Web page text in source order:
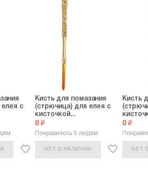
с
Кисть для помазания
(стрючица) для елея с
кисточкой...
0 ₽
Понравилось 5 людям
НЕТ В НАЛИЧИИ
Кисть
0 ₽
НЕТ